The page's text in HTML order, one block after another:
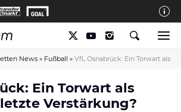
Anbieter
News » Fußball » VfL Osnabrück: Ein Torwart als
Ein Torwart als
Verstärkung?